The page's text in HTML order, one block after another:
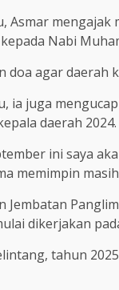
Asmar
Nabi
doa agar daerah
ia juga
daerah 2024.
ini saya
memimpin
Jembatan
dikerjakan
tahun